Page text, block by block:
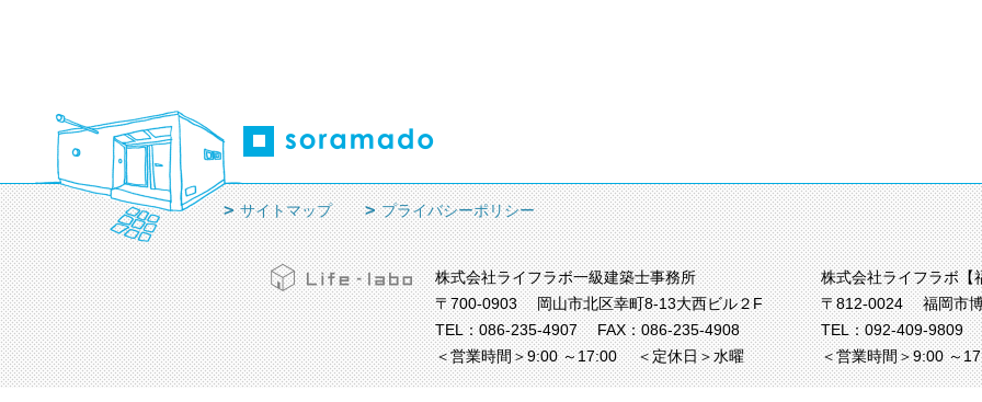
サイトマップ プライバシーポリシー
株式会社ライフラボ一級建築士事務所
〒700-0903岡山市北区幸町8-13大西ビル２F
TEL：086-235-4907
FAX：086-235-4908
＜営業時間＞9:00 ～17:00＜定休日＞水曜
株式会社ライフラボ【
〒812-0024福岡市
TEL：092-409-9809
＜営業時間＞9:00 ～